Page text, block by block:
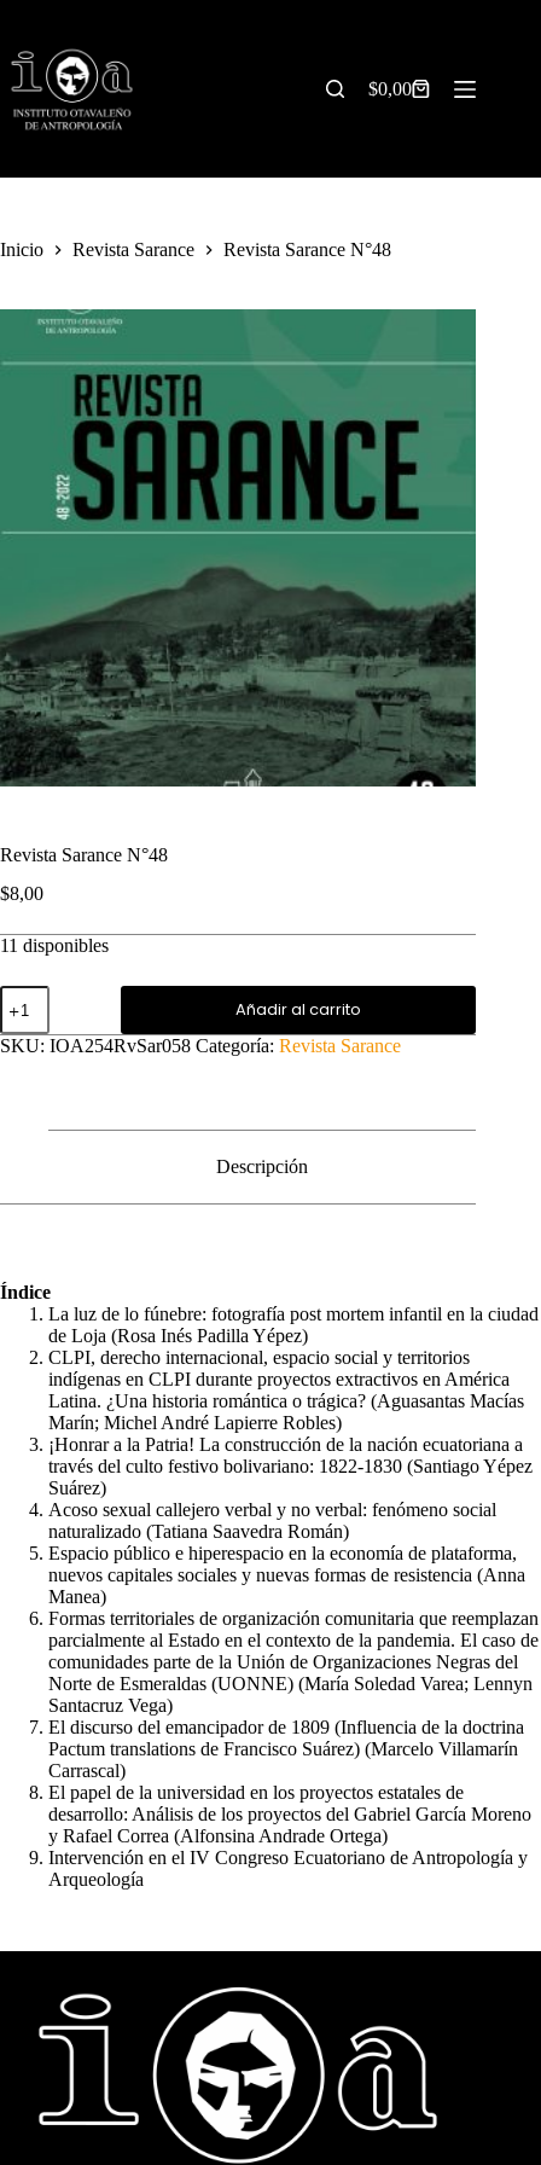
contenido
Carrito
$0,00
Inicio Revista Sarance Revista Sarance N°48
Revista Sarance N°48
$8,00
11 disponibles
Revista
Sarance
N°48
cantidad
Añadir al carrito
SKU: IOA254RvSar058 Categoría: Revista Sarance
Descripción
Índice
La luz de lo fúnebre: fotografía post mortem infantil en la ciudad
de Loja (Rosa Inés Padilla Yépez)
CLPI, derecho internacional, espacio social y territorios
indígenas en CLPI durante proyectos extractivos en América
Latina. ¿Una historia romántica o trágica? (Aguasantas Macías
Marín; Michel André Lapierre Robles)
¡Honrar a la Patria! La construcción de la nación ecuatoriana a
través del culto festivo bolivariano: 1822-1830 (Santiago Yépez
Suárez)
Acoso sexual callejero verbal y no verbal: fenómeno social
naturalizado (Tatiana Saavedra Román)
Espacio público e hiperespacio en la economía de plataforma,
nuevos capitales sociales y nuevas formas de resistencia (Anna
Manea)
Formas territoriales de organización comunitaria que reemplazan
parcialmente al Estado en el contexto de la pandemia. El caso de
comunidades parte de la Unión de Organizaciones Negras del
Norte de Esmeraldas (UONNE) (María Soledad Varea; Lennyn
Santacruz Vega)
El discurso del emancipador de 1809 (Influencia de la doctrina
Pactum translations de Francisco Suárez) (Marcelo Villamarín
Carrascal)
El papel de la universidad en los proyectos estatales de
desarrollo: Análisis de los proyectos del Gabriel García Moreno
y Rafael Correa (Alfonsina Andrade Ortega)
Intervención en el IV Congreso Ecuatoriano de Antropología y
Arqueología